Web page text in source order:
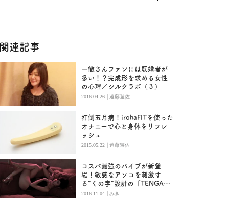
関連記事
一徹さんファンには既婚者が
多い！？完成形を求める女性
の心理／シルクラボ（３）
2016.04.26 | 遠藤遊佐
打倒五月病！irohaFITを使った
オナニーで心と身体をリフレ
ッシュ
2015.05.22 | 遠藤遊佐
コスパ最強のバイブが新登
場！敏感なアソコを刺激す
る“くの字”設計の「TENGA
Delta」
2016.11.04 | みき